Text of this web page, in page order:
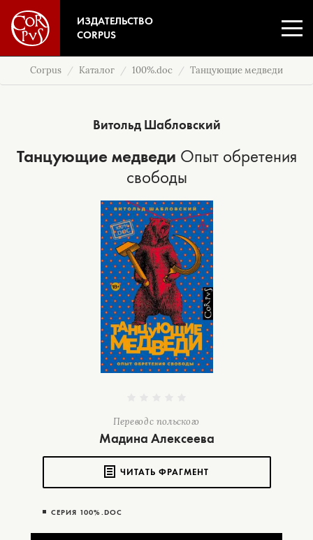
ИЗДАТЕЛЬСТВО
CORPUS
Corpus Каталог 100%.doc Танцующие медведи
Витольд Шабловский
Танцующие медведи Опыт обретения
свободы
Перевод с польского
Мадина Алексеева
ЧИТАТЬ ФРАГМЕНТ
СЕРИЯ 100%.DOC